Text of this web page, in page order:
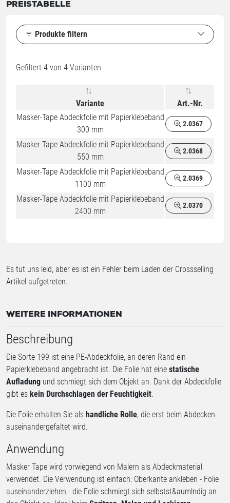
PREISTABELLE
Produkte filtern
Gefiltert 4 von 4 Varianten
Variante
Art.-Nr.
Masker-Tape Abdeckfolie mit Papierklebeband
300 mm
2.0367
Masker-Tape Abdeckfolie mit Papierklebeband
550 mm
2.0368
Masker-Tape Abdeckfolie mit Papierklebeband
1100 mm
2.0369
Masker-Tape Abdeckfolie mit Papierklebeband
2400 mm
2.0370
Es tut uns leid, aber es ist ein Fehler beim Laden der Crossselling
Artikel aufgetreten.
WEITERE INFORMATIONEN
Beschreibung
Die Sorte 199 ist eine PE-Abdeckfolie, an deren Rand ein
Papierklebeband angebracht ist. Die Folie hat eine statische
Aufladung und schmiegt sich dem Objekt an. Dank der Abdeckfolie
gibt es kein Durchschlagen der Feuchtigkeit.
Die Folie erhalten Sie als handliche Rolle, die erst beim Abdecken
auseinandergefaltet wird.
Anwendung
Masker Tape wird vorwiegend von Malern als Abdeckmaterial
verwendet. Die Verwendung ist einfach: Oberkante ankleben - Folie
auseinanderziehen - die Folie schmiegt sich selbstst&aumlndig an